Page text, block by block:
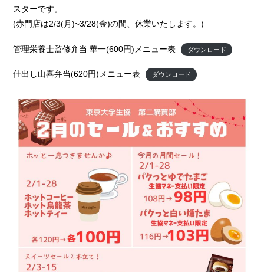
スターです。
(赤門店は2/3(月)~3/28(金)の間、休業いたします。)
管理栄養士監修弁当 華一(600円)メニュー表 ダウンロード
仕出し山喜弁当(620円)メニュー表 ダウンロード